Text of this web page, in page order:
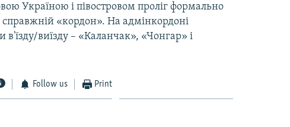
Україною і півостровом проліг формально
«кордон». На адмінкордоні
виїзду – «Каланчак», «Чонгар» і
Follow us Print